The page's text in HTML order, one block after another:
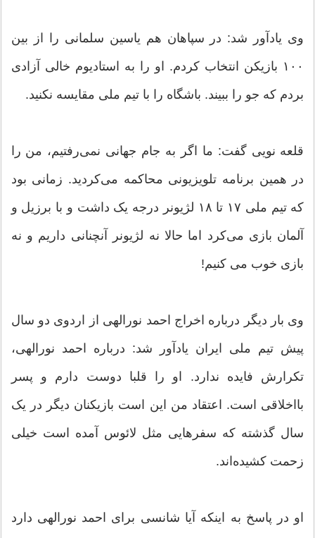
وی یادآور شد: در سپاهان هم یاسین سلمانی را از بین
۱۰۰ بازیکن انتخاب کردم. او را به استادیوم خالی آزادی
بردم که جو را ببیند. باشگاه را با تیم ملی مقایسه نکنید.
قلعه نویی گفت: ما اگر به جام جهانی نمی‌رفتیم، من را
در همین برنامه تلویزیونی محاکمه می‌کردید. زمانی بود
که تیم ملی ۱۷ تا ۱۸ لژیونر درجه یک داشت و با برزیل و
آلمان بازی می‌کرد اما حالا نه لژیونر آنچنانی داریم و نه
بازی خوب می کنیم!
وی بار دیگر درباره اخراج احمد نورالهی از اردوی دو سال
پیش تیم ملی ایران یادآور شد: درباره احمد نورالهی،
تکرارش فایده ندارد. او را قلبا دوست دارم و پسر
بااخلاقی است. اعتقاد من این است بازیکنان دیگر در یک
سال گذشته که سفرهایی مثل لائوس آمده است خیلی
زحمت کشیده‌اند.
او در پاسخ به اینکه آیا شانسی برای احمد نورالهی دارد